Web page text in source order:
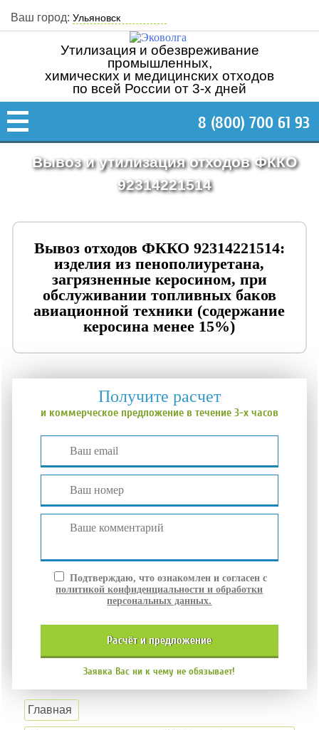
Ваш город:
Утилизация и обезвреживание
промышленных,
химических и медицинских отходов
по всей России от 3-х дней
8 (800) 700 61 93
Вывоз и утилизация отходов ФККО
92314221514
Вывоз отходов ФККО 92314221514:
изделия из пенополиуретана,
загрязненные керосином, при
обслуживании топливных баков
авиационной техники (содержание
керосина менее 15%)
Получите расчет
и коммерческое предложение в течение 3-х часов
Подтверждаю, что ознакомлен и согласен с
политикой конфиденциальности и обработки
персональных данных.
расчёт и предложение
Заявка Вас ни к чему не обязывает!
Главная